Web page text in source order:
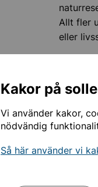
Kakor på
Vi använder kakor,
nödvändig
Så här använder vi
Allt fler
eller